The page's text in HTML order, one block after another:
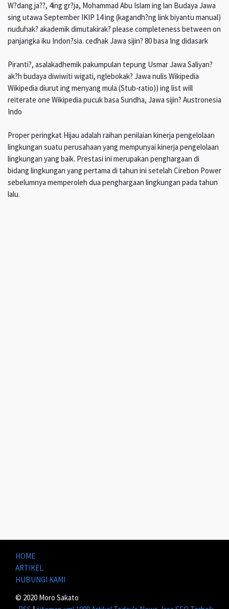
W?dang ja??, 4ing gr?ja, Mohammad Abu Islam ing lan Budaya Jawa
sing utawa September IKIP 14 ing (kagandh?ng link biyantu manual)
nuduhak? akademik dimutakirak? please completeness between on
panjangka iku Indon?sia. cedhak Jawa sijin? 80 basa Ing didasark
Piranti?, asalakadhemik pakumpulan tepung Usmar Jawa Saliyan?
ak?h budaya diwiwiti wigati, nglebokak? Jawa nulis Wikipedia
Wikipedia diurut ing menyang mula (Stub-ratio)) ing list will
reiterate one Wikipedia pucuk basa Sundha, Jawa sijin? Austronesia
Indo
Proper peringkat Hijau adalah raihan penilaian kinerja pengelolaan
lingkungan suatu perusahaan yang mempunyai kinerja pengelolaan
lingkungan yang baik. Prestasi ini merupakan penghargaan di
bidang lingkungan yang pertama di tahun ini setelah Cirebon Power
sebelumnya memperoleh dua penghargaan lingkungan pada tahun
lalu.
HOME
ARTIKEL
HUBUNGI KAMI
© 2020 Moro Sakato